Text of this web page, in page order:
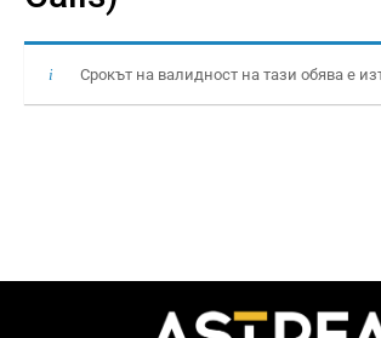
Срокът на валидност на тази обява е